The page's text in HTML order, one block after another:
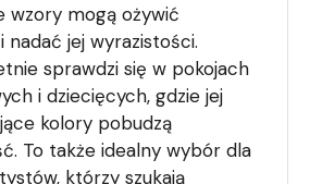
wzory mogą ożywić
nadać jej wyrazistości.
sprawdzi się w pokojach
i dziecięcych, gdzie jej
kolory pobudzą
To także idealny wybór dla
którzy szukają